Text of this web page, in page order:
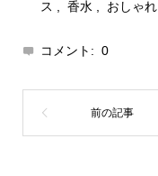
ス 香水 おしゃれ
コメント: 0